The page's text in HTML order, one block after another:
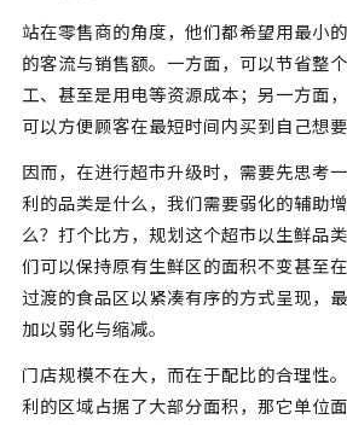
站在零售商的角度，他们都希望用最小
的客流与销售额。一方面，可以节省整
工、甚至是用电等资源成本；另一方面
可以方便顾客在最短时间内买到自己想要
因而，在进行超市升级时，需要先思考
利的品类是什么，我们需要弱化的辅助
么？打个比方，规划这个超市以生鲜品
们可以保持原有生鲜区的面积不变甚至
过渡的食品区以紧凑有序的方式呈现，
加以弱化与缩减。
门店规模不在大，而在于配比的合理性
利的区域占据了大部分面积，那它单位